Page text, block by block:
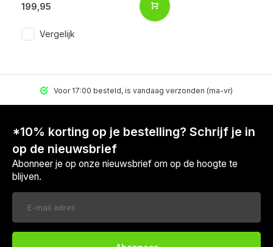
199,95
Vergelijk
Voor 17:00 besteld, is vandaag verzonden (ma-vr)
*10% korting op je bestelling? Schrijf je in
op de nieuwsbrief
Abonneer je op onze nieuwsbrief om op de hoogte te
blijven.